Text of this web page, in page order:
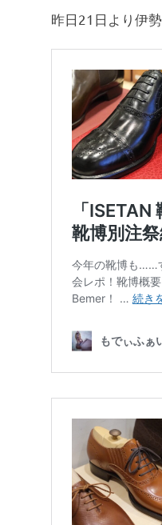
昨日21日より伊